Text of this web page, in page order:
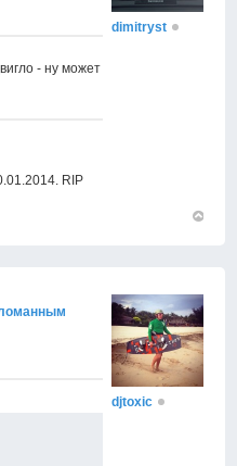
- ну может
RIP
dimitryst
djtoxic